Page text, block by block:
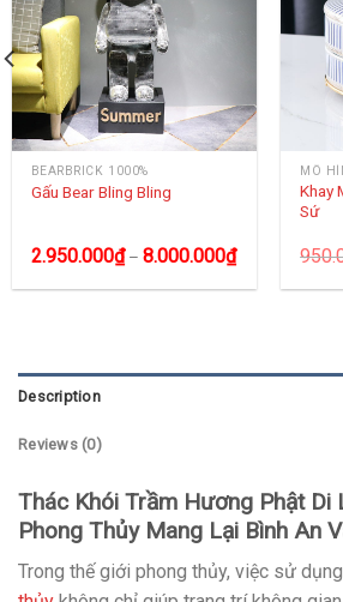
BEARBRICK 1000%
Gấu Bear Bling Bling
2.950.000₫– 8.000.000₫
MÔ
Khay
Sứ
Description
Reviews (0)
Thác Khói Trầm Hương Phật Di
Phong Thủy Mang Lại Bình An
Trong thế giới phong thủy, việc sử